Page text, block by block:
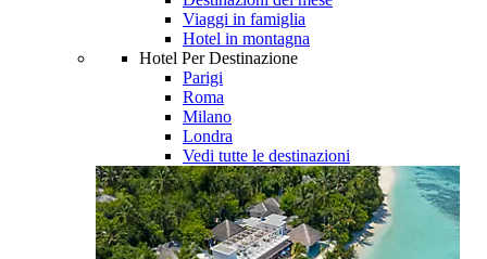
Viaggi in famiglia
Hotel in montagna
Hotel Per Destinazione
Parigi
Roma
Milano
Londra
Vedi tutte le destinazioni